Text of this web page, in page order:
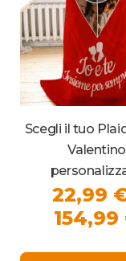
Scegli il tuo
Valentino
22,99
154,99